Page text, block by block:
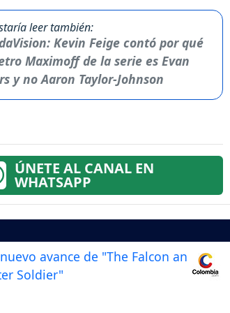
leer también:
Kevin Feige contó por qué
Maximoff de la serie es Evan
y no Aaron Taylor-Johnson
ÚNETE AL CANAL EN
WHATSAPP